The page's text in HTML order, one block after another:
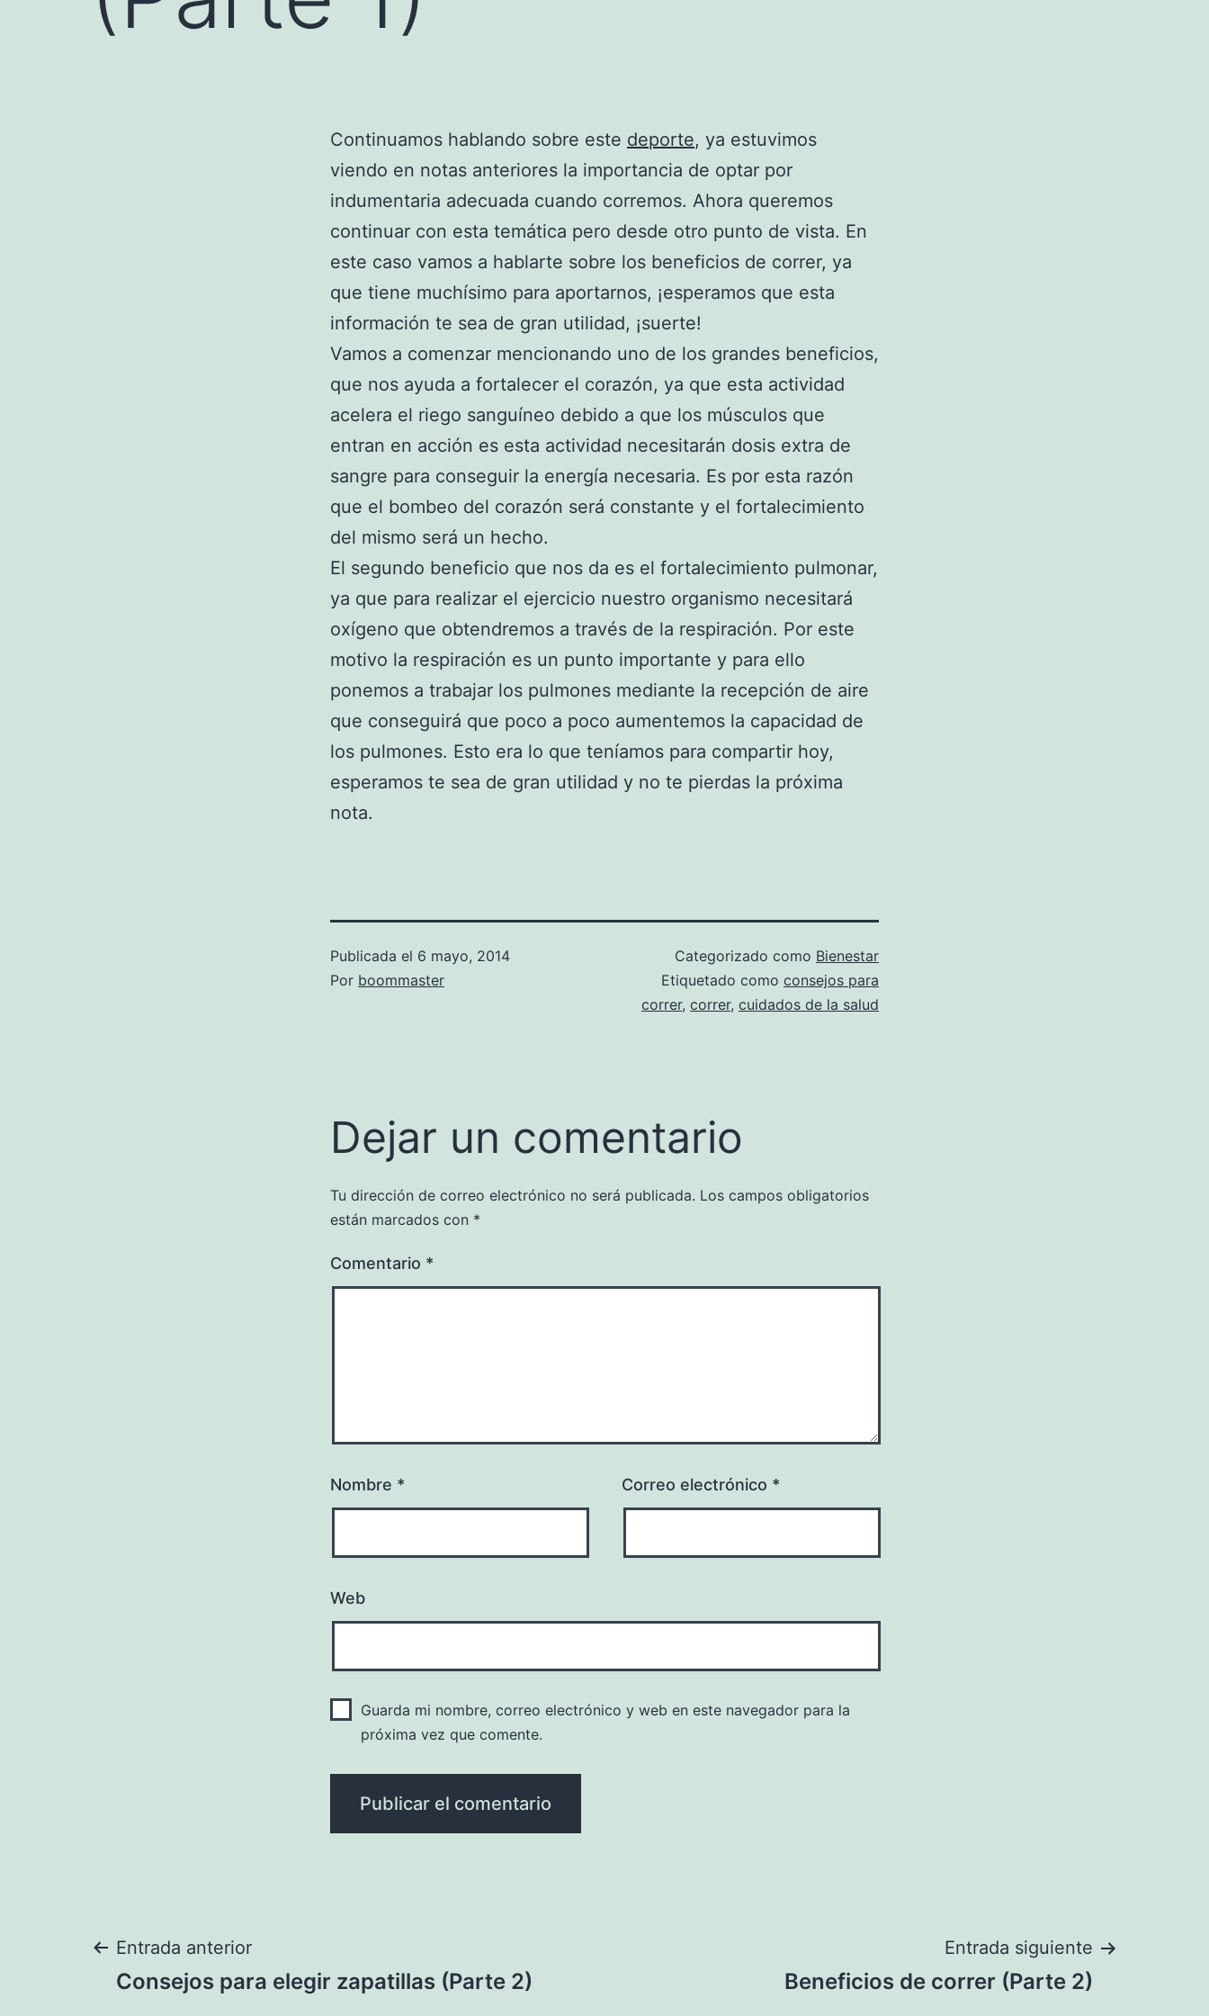
Continuamos hablando sobre este deporte, ya estuvimos
viendo en notas anteriores la importancia de optar por
indumentaria adecuada cuando corremos. Ahora queremos
continuar con esta temática pero desde otro punto de vista. En
este caso vamos a hablarte sobre los beneficios de correr, ya
que tiene muchísimo para aportarnos, ¡esperamos que esta
información te sea de gran utilidad, ¡suerte!
Vamos a comenzar mencionando uno de los grandes beneficios,
que nos ayuda a fortalecer el corazón, ya que esta actividad
acelera el riego sanguíneo debido a que los músculos que
entran en acción es esta actividad necesitarán dosis extra de
sangre para conseguir la energía necesaria. Es por esta razón
que el bombeo del corazón será constante y el fortalecimiento
del mismo será un hecho.
El segundo beneficio que nos da es el fortalecimiento pulmonar,
ya que para realizar el ejercicio nuestro organismo necesitará
oxígeno que obtendremos a través de la respiración. Por este
motivo la respiración es un punto importante y para ello
ponemos a trabajar los pulmones mediante la recepción de aire
que conseguirá que poco a poco aumentemos la capacidad de
los pulmones. Esto era lo que teníamos para compartir hoy,
esperamos te sea de gran utilidad y no te pierdas la próxima
nota.
Publicada el 6 mayo, 2014
Por boommaster
Categorizado como Bienestar
Etiquetado como consejos para
correr, correr, cuidados de la salud
Dejar un comentario
Tu dirección de correo electrónico no será publicada. Los campos obligatorios
están marcados con *
Comentario *
Nombre * Correo electrónico *
Web
Guarda mi nombre, correo electrónico y web en este navegador para la
próxima vez que comente.
Navegación
Entrada anterior
Consejos para elegir zapatillas (Parte 2)
Entrada siguiente
Beneficios de correr (Parte 2)